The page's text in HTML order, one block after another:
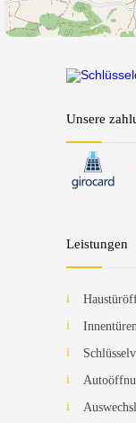
Unsere
Leistungen